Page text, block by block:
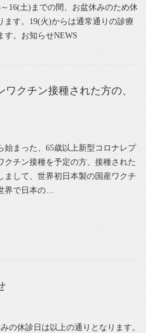
16(土)までの間、お盆休みのため休
ます。19(火)からは通常通りの診療
す。お知らせNEWS
クチン接種された方の、
始まった、65歳以上新型コロナレプ
クチン接種を予定の方、接種された
まして、世界初日本製の国産ワクチ
界で日本の…
の休診日は以上の通りとなります。